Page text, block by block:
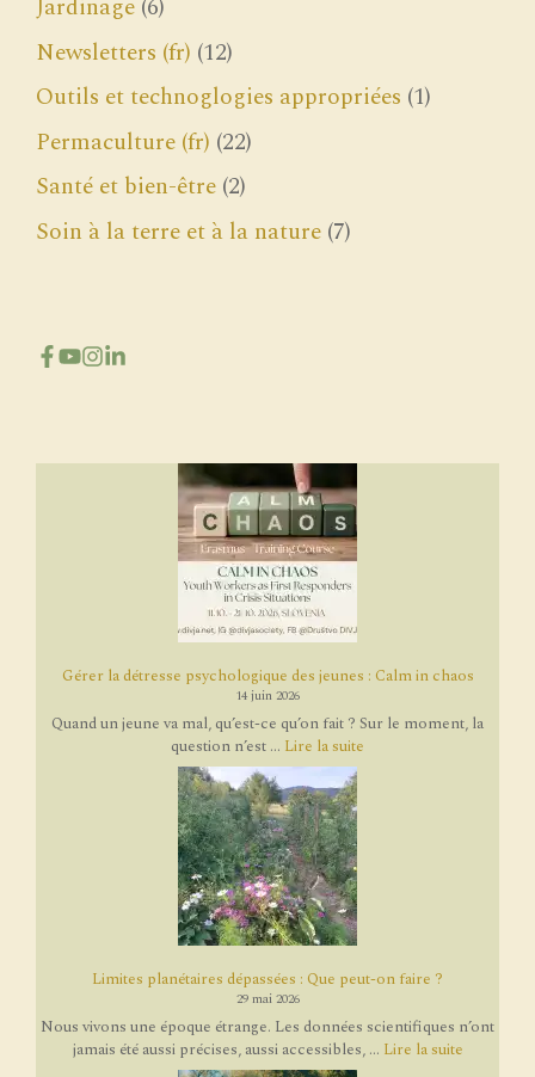
Jardinage (6)
Newsletters (fr) (12)
Outils et technoglogies appropriées (1)
Permaculture (fr) (22)
Santé et bien-être (2)
Soin à la terre et à la nature (7)
Gérer la détresse psychologique des jeunes : Calm in chaos
14 juin 2026
Quand un jeune va mal, qu’est-ce qu’on fait ? Sur le moment, la
question n’est ... Lire la suite
Limites planétaires dépassées : Que peut-on faire ?
29 mai 2026
Nous vivons une époque étrange. Les données scientifiques n’ont
jamais été aussi précises, aussi accessibles, ... Lire la suite